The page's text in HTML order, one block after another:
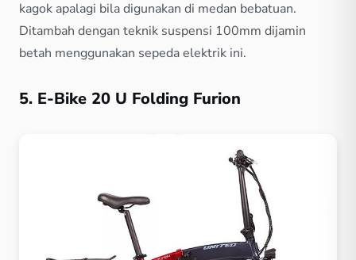
kagok apalagi bila digunakan di medan bebatuan.
Ditambah dengan teknik suspensi 100mm dijamin
betah menggunakan sepeda elektrik ini.
5. E-Bike 20 U Folding Furion